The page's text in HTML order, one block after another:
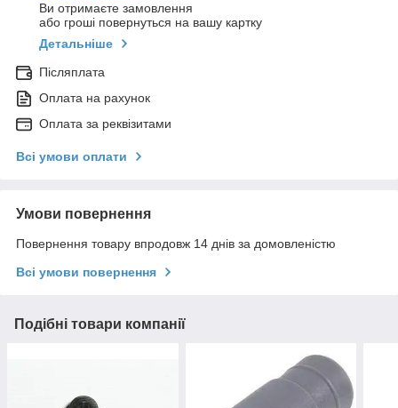
Ви отримаєте замовлення
або гроші повернуться на вашу картку
Детальніше
Післяплата
Оплата на рахунок
Оплата за реквізитами
Всі умови оплати
Умови повернення
Повернення товару впродовж 14 днів за домовленістю
Всі умови повернення
Подібні товари компанії